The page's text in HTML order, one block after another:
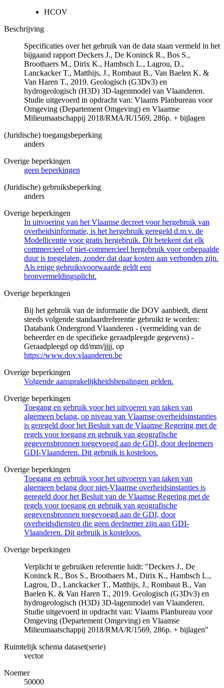
HCOV
Beschrijving
Specificaties over het gebruik van de data staan vermeld in het
bijgaand rapport Deckers J., De Koninck R., Bos S.,
Broothaers M., Dirix K., Hambsch L., Lagrou, D.,
Lanckacker T., Matthijs, J., Rombaut B., Van Baelen K. &
Van Haren T., 2019. Geologisch (G3Dv3) en
hydrogeologisch (H3D) 3D-lagenmodel van Vlaanderen.
Studie uitgevoerd in opdracht van: Vlaams Planbureau voor
Omgeving (Departement Omgeving) en Vlaamse
Milieumaatschappij 2018/RMA/R/1569, 286p. + bijlagen
(Juridische) toegangsbeperking
anders
Overige beperkingen
geen beperkingen
(Juridische) gebruiksbeperking
anders
Overige beperkingen
In uitvoering van het Vlaamse decreet voor hergebruik van
overheidsinformatie, is het hergebruik geregeld d.m.v. de
Modellicentie voor gratis hergebruik. Dit betekent dat elk
commercieel of niet-commercieel hergebruik voor onbepaalde
duur is toegelaten, zonder dat daar kosten aan verbonden zijn.
Als enige gebruiksvoorwaarde geldt een
bronvermeldingsplicht.
Overige beperkingen
Bij het gebruik van de informatie die DOV aanbiedt, dient
steeds volgende standaardreferentie gebruikt te worden:
Databank Ondergrond Vlaanderen - (vermelding van de
beheerder en de specifieke geraadpleegde gegevens) -
Geraadpleegd op dd/mm/jjjj, op
https://www.dov.vlaanderen.be
Overige beperkingen
Volgende aansprakelijkheidsbepalingen gelden.
Overige beperkingen
Toegang en gebruik voor het uitvoeren van taken van
algemeen belang, op niveau van Vlaamse overheidsinstanties
is geregeld door het Besluit van de Vlaamse Regering met de
regels voor toegang en gebruik van geografische
gegevensbronnen toegevoegd aan de GDI, door deelnemers
GDI-Vlaanderen. Dit gebruik is kosteloos.
Overige beperkingen
Toegang en gebruik voor het uitvoeren van taken van
algemeen belang door niet-Vlaamse overheidsinstanties is
geregeld door het Besluit van de Vlaamse Regering met de
regels voor toegang en gebruik van geografische
gegevensbronnen toegevoegd aan de GDI, door
overheidsdiensten die geen deelnemer zijn aan GDI-
Vlaanderen. Dit gebruik is kosteloos.
Overige beperkingen
Verplicht te gebruiken referentie luidt: "Deckers J., De
Koninck R., Bos S., Broothaers M., Dirix K., Hambsch L.,
Lagrou, D., Lanckacker T., Matthijs, J., Rombaut B., Van
Baelen K. & Van Haren T., 2019. Geologisch (G3Dv3) en
hydrogeologisch (H3D) 3D-lagenmodel van Vlaanderen.
Studie uitgevoerd in opdracht van: Vlaams Planbureau voor
Omgeving (Departement Omgeving) en Vlaamse
Milieumaatschappij 2018/RMA/R/1569, 286p. + bijlagen"
Ruimtelijk schema dataset(serie)
vector
Noemer
50000